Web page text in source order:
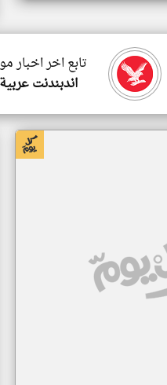
تابع اخر اخبار
اندبندنت عربية